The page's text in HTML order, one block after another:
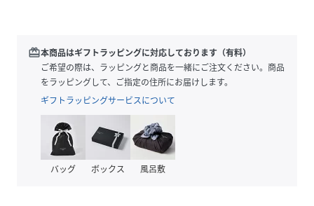
ワンピースとのセットアイテム。
【ikkaポイント】
・ワンピースの袖をドロップショルダーにリニューアルして
二の腕をカバーするデザインに。
・イージーな履き心地のワイドシルエットパンツが暑い季節
にも快適。
・それぞれ単品としても着回しできるお得なセットアップ。
redeem本商品はギフトラッピングに対応しております（有料）
ご希望の際は、ラッピングと商品を一緒にご注文ください。商品
をラッピングして、ご指定の住所にお届けします。
ギフトラッピングサービスについて
バッグ ボックス 風呂敷